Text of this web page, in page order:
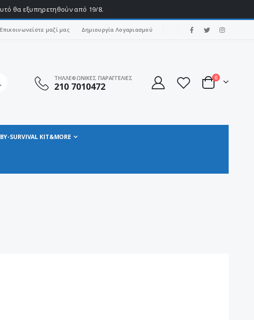
θα εξυπηρετηθούν από 19/8.
Επικοινωνείστε μαζί μας Δημιουργία Λογαριασμού
ΤΗΛΛΕΦΩΝΙΚΕΣ ΠΑΡΑΓΓΕΛΙΕΣ
210 7010472 Cart
0στοιχεία
SURVIVAL KIT&MORE